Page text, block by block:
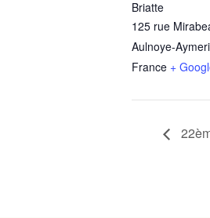
Briatte
125 rue
Aulnoye-
France +